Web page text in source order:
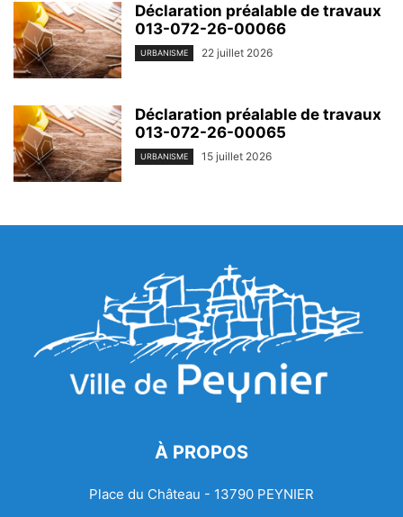
Déclaration préalable de travaux
013-072-26-00066
URBANISME 22 juillet 2026
Déclaration préalable de travaux
013-072-26-00065
URBANISME 15 juillet 2026
À PROPOS
Place du Château - 13790 PEYNIER